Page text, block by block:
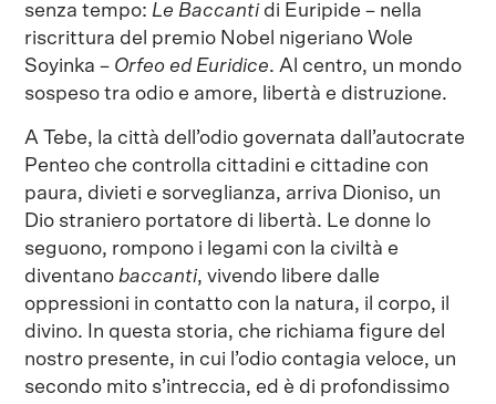
senza tempo: Le Baccanti di Euripide – nella
riscrittura del premio Nobel nigeriano Wole
Soyinka – Orfeo ed Euridice. Al centro, un mondo
sospeso tra odio e amore, libertà e distruzione.
A Tebe, la città dell’odio governata dall’autocrate
Penteo che controlla cittadini e cittadine con
paura, divieti e sorveglianza, arriva Dioniso, un
Dio straniero portatore di libertà. Le donne lo
seguono, rompono i legami con la civiltà e
diventanobaccanti, vivendo libere dalle
oppressioni in contatto con la natura, il corpo, il
divino. In questa storia, che richiama figure del
nostro presente, in cui l’odio contagia veloce, un
secondo mito s’intreccia, ed è di profondissimo